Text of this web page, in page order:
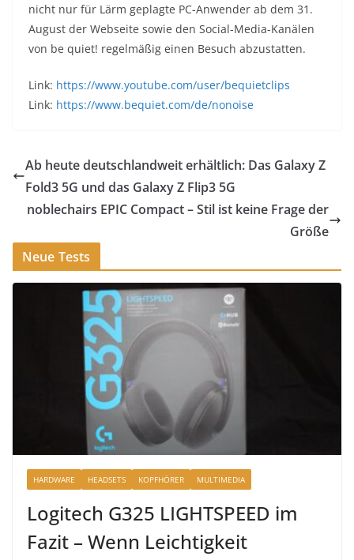
nicht nur für Lärm geplagte PC-Anwender ab dem 31.
August der Webseite sowie den Social-Media-Kanälen
von be quiet! regelmäßig einen Besuch abzustatten.
Link: https://www.youtube.com/user/bequietclips
Link: https://www.bequiet.com/de/nonoise
Ab heute deutschlandweit erhältlich: Das Galaxy Z
Fold3 5G und das Galaxy Z Flip3 5G
noblechairs EPIC Compact – Stil ist keine Frage der
Größe
Neue Tests
HARDWARE HEADSETS KOPFHÖRER MULTIMEDIA
Logitech G325 LIGHTSPEED im
Fazit – Wenn Leichtigkeit